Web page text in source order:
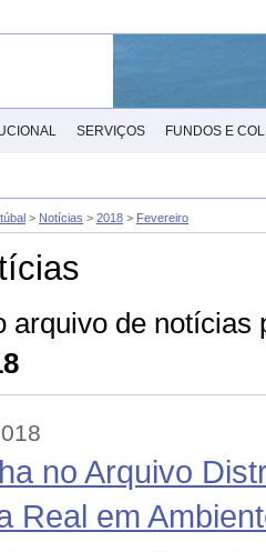
SERVIÇOS FUNDOS E
> Notícias > 2018 > Fevereiro
arquivo de notícias
no Arquivo
Real em